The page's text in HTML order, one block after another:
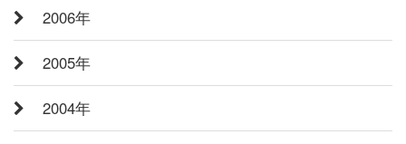
2006年
2005年
2004年